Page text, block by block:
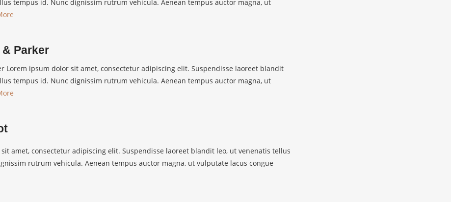
tempus id. Nunc dignissim rutrum vehicula. Aenean tempus auctor magna, ut
Parker
Lorem ipsum dolor sit amet, consectetur adipiscing elit. Suspendisse laoreet blandit
tempus id. Nunc dignissim rutrum vehicula. Aenean tempus auctor magna, ut
amet, consectetur adipiscing elit. Suspendisse laoreet blandit leo, ut venenatis tellus
rutrum vehicula. Aenean tempus auctor magna, ut vulputate lacus congue